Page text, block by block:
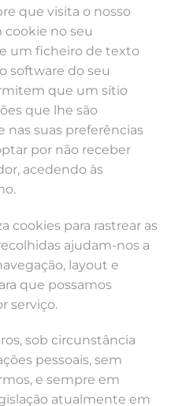
que visita o nosso
no seu
um ficheiro de texto
software do seu
que um sítio
que lhe são
nas suas preferências
por não receber
acedendo às
cookies para rastrear as
ajudam-nos a
layout e
que possamos
serviço.
sob circunstância
pessoais, sem
e sempre em
atualmente em